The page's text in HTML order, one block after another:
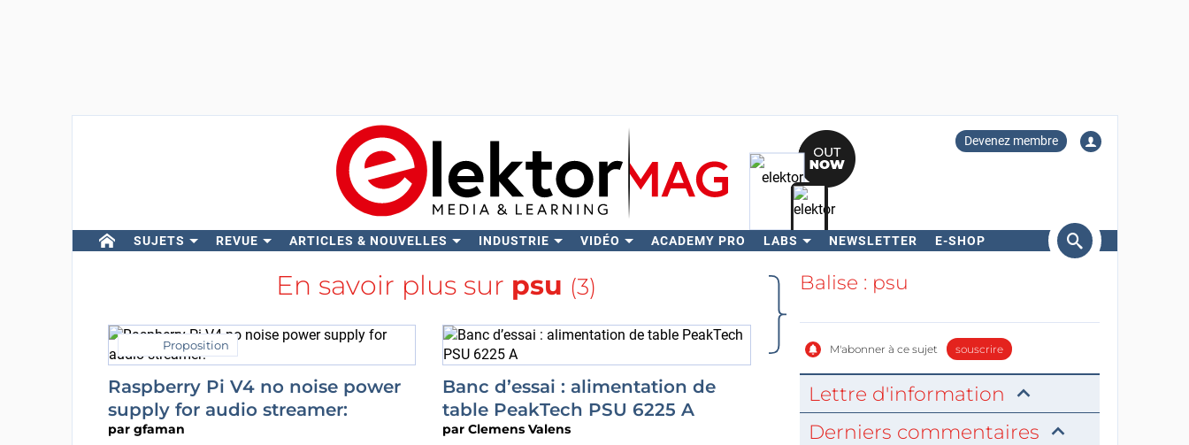
Devenez membre
SUJETS REVUE ARTICLES & NOUVELLES INDUSTRIE VIDÉO ACADEMY PRO LABS NEWSLETTER E-SHOP
Rechercher
En savoir plus sur psu (3)
Proposition
Raspberry Pi V4 no noise power
supply for audio streamer:
par gfaman
Banc d’essai : alimentation de
table PeakTech PSU 6225 A
par Clemens Valens
Balise : psu
M'abonner à ce sujet souscrire
Lettre d'information
Derniers commentaires